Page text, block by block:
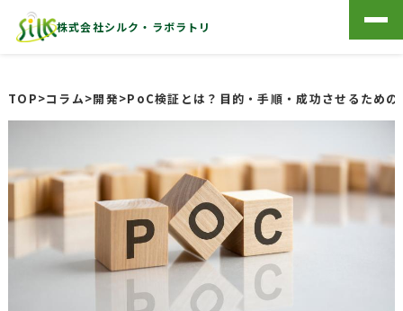
株式会社シルク・ラボラトリ
TOP>コラム>開発>PoC検証とは？目的・手順・成功させるため